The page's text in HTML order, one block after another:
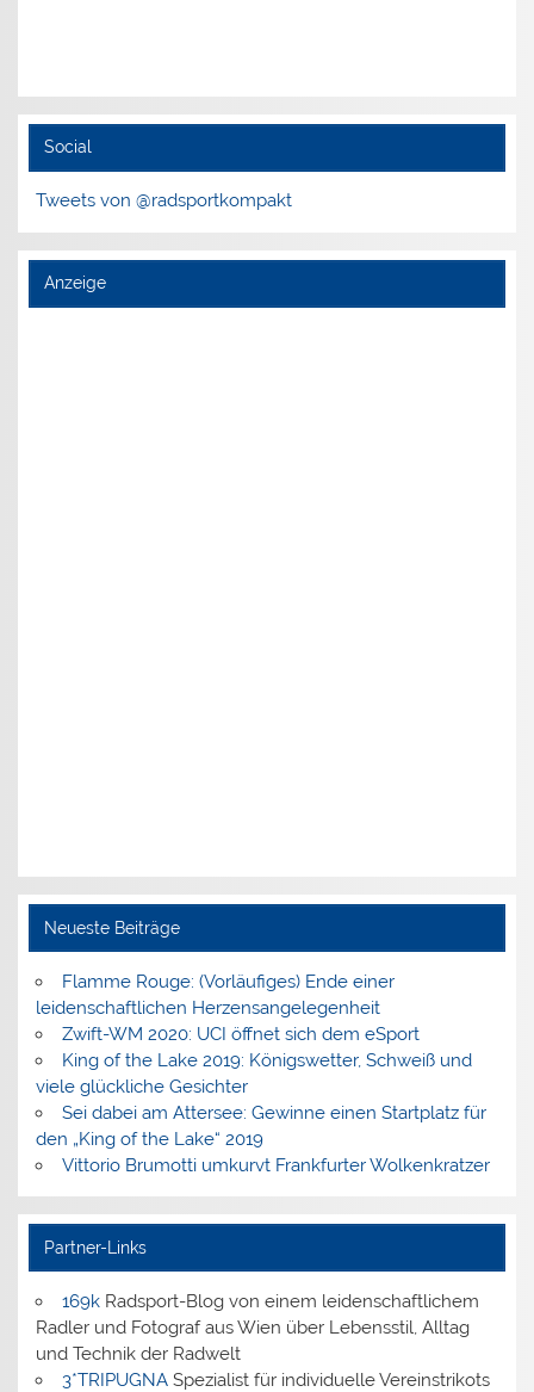
Social
Tweets von @radsportkompakt
Anzeige
Neueste Beiträge
Flamme Rouge: (Vorläufiges) Ende einer
leidenschaftlichen Herzensangelegenheit
Zwift-WM 2020: UCI öffnet sich dem eSport
King of the Lake 2019: Königswetter, Schweiß und
viele glückliche Gesichter
Sei dabei am Attersee: Gewinne einen Startplatz für
den „King of the Lake“ 2019
Vittorio Brumotti umkurvt Frankfurter Wolkenkratzer
Partner-Links
169kRadsport-Blog von einem leidenschaftlichem
Radler und Fotograf aus Wien über Lebensstil, Alltag
und Technik der Radwelt
3*TRIPUGNASpezialist für individuelle Vereinstrikots